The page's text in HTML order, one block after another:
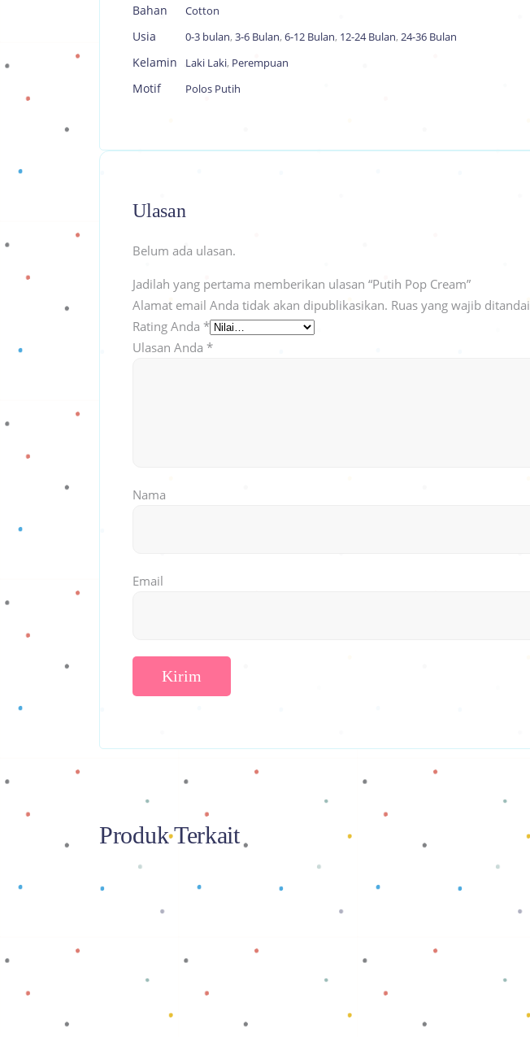
Bahan Cotton
Usia 0-3 bulan, 3-6 Bulan, 6-12 Bulan, 12-24 Bulan, 24-36 Bulan
Kelamin Laki Laki, Perempuan
Motif Polos Putih
Ulasan
Belum ada ulasan.
Jadilah yang pertama memberikan ulasan “Putih Pop Cream”
Alamat email Anda tidak akan dipublikasikan. Ruas yang wajib ditandai
Rating Anda *
Ulasan Anda *
Nama
Email
Produk Terkait
Baca selengkapnya Baca selengkapnya